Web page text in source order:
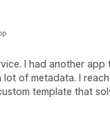
I had another app
of metadata. I
template that